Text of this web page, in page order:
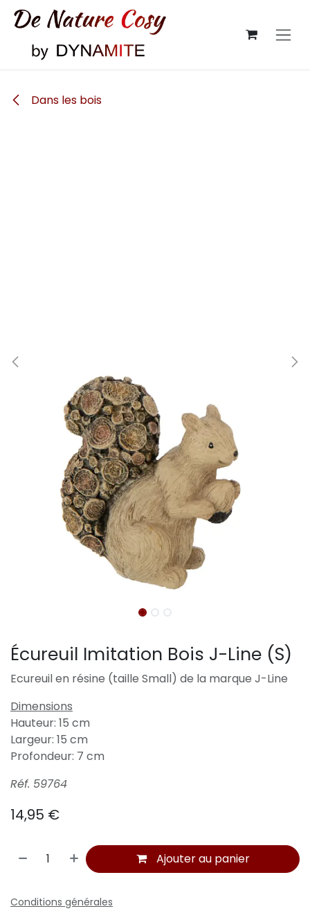
Se rendre au contenu
Dans les bois
Écureuil Imitation Bois J-Line (S)
Ecureuil en résine (taille Small) de la marque J-Line
Dimensions
Hauteur: 15 cm
Largeur: 15 cm
Profondeur: 7 cm
Réf. 59764
14,95 €
Ajouter au panier
Conditions générales